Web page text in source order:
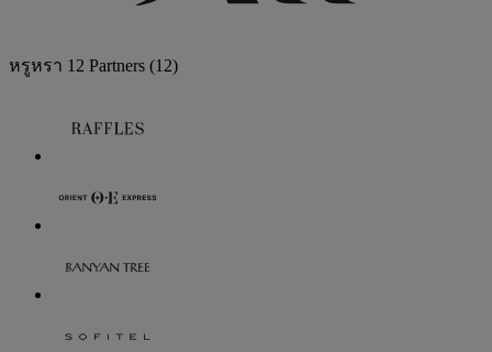
หรูหรา 12 Partners (12)